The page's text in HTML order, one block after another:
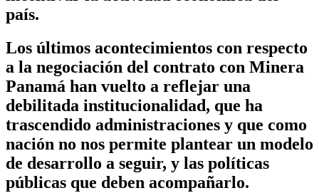
país.
Los últimos acontecimientos con respecto
a la negociación del contrato con Minera
Panamá han vuelto a reflejar una
debilitada institucionalidad, que ha
trascendido administraciones y que como
nación no nos permite plantear un modelo
de desarrollo a seguir, y las políticas
públicas que deben acompañarlo.